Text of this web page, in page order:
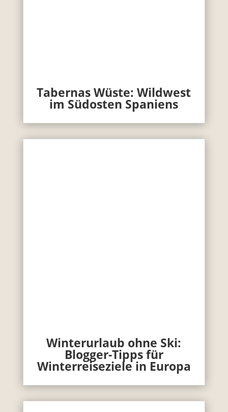
Tabernas Wüste: Wildwest
im Südosten Spaniens
Winterurlaub ohne Ski:
Blogger-Tipps für
Winterreiseziele in Europa